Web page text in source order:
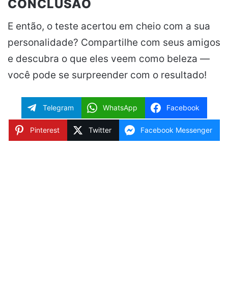
CONCLUSÃO
E então, o teste acertou em cheio com a sua
personalidade? Compartilhe com seus amigos
e descubra o que eles veem como beleza —
você pode se surpreender com o resultado!
Telegram WhatsApp Facebook
Pinterest Twitter Facebook Messenger